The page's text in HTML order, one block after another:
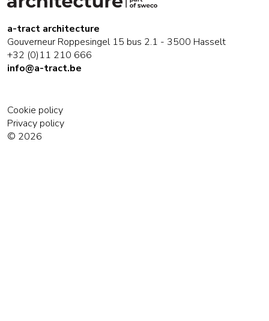
a-tract architecture
Gouverneur Roppesingel 15 bus 2.1 - 3500 Hasselt
+32 (0)11 210 666
info@a-tract.be
Cookie policy
Privacy policy
© 2026